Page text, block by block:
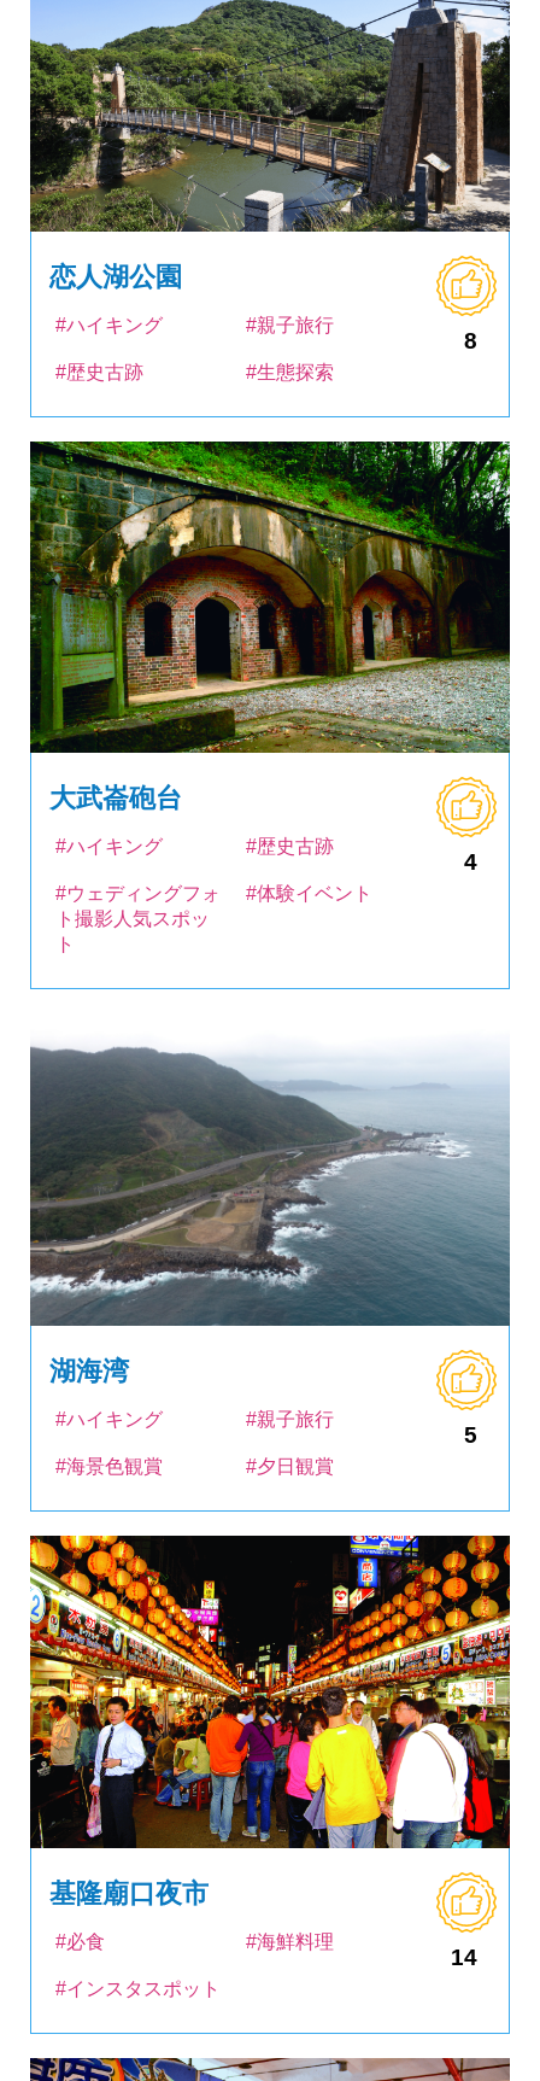
恋人湖公園
8
#ハイキング #親子旅行
#歴史古跡 #生態探索
大武崙砲台
4
#ハイキング #歴史古跡
#ウェディングフォ
ト撮影人気スポッ
ト
#体験イベント
湖海湾
5
#ハイキング #親子旅行
#海景色観賞 #夕日観賞
基隆廟口夜市
14
#必食 #海鮮料理
#インスタスポット